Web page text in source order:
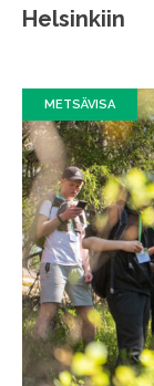
Helsinkiin
METSÄVISA